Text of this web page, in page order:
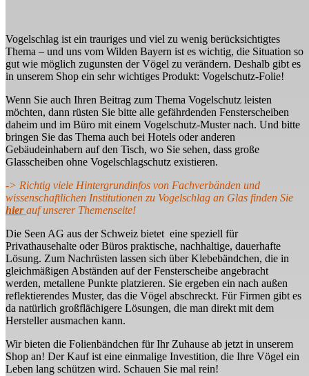
Vogelschlag ist ein trauriges und viel zu wenig berücksichtigtes
Thema – und uns vom Wilden Bayern ist es wichtig, die Situation so
gut wie möglich zugunsten der Vögel zu verändern. Deshalb gibt es
in unserem Shop ein sehr wichtiges Produkt: Vogelschutz-Folie!
Wenn Sie auch Ihren Beitrag zum Thema Vogelschutz leisten
möchten, dann rüsten Sie bitte alle gefährdenden Fensterscheiben
daheim und im Büro mit einem Vogelschutz-Muster nach. Und bitte
bringen Sie das Thema auch bei Hotels oder anderen
Gebäudeinhabern auf den Tisch, wo Sie sehen, dass große
Glasscheiben ohne Vogelschlagschutz existieren.
-> Richtig viele Hintergrundinfos von Fachverbänden und
wissenschaftlichen Institutionen zu Vogelschlag an Glas finden Sie
hierauf unserer Themenseite!
Die Seen AG aus der Schweiz bietet eine speziell für
Privathausehalte oder Büros praktische, nachhaltige, dauerhafte
Lösung. Zum Nachrüsten lassen sich über Klebebändchen, die in
gleichmäßigen Abständen auf der Fensterscheibe angebracht
werden, metallene Punkte platzieren. Sie ergeben ein nach außen
reflektierendes Muster, das die Vögel abschreckt. Für Firmen gibt es
da natürlich großflächigere Lösungen, die man direkt mit dem
Hersteller ausmachen kann.
Wir bieten die Folienbändchen für Ihr Zuhause ab jetzt in unserem
Shop an! Der Kauf ist eine einmalige Investition, die Ihre Vögel ein
Leben lang schützen wird. Schauen Sie mal rein!